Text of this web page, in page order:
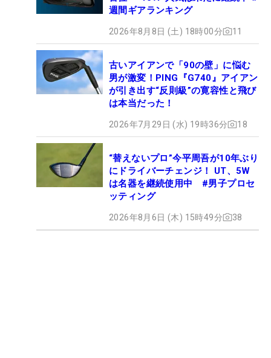
週間ギアランキング
2026年8月8日 (土) 18時00分 11
古いアイアンで「90の壁」に悩む
男が激変！PING『G740』アイアン
が引き出す“反則級”の寛容性と飛び
は本当だった！
2026年7月29日 (水) 19時36分 18
“替えないプロ”今平周吾が10年ぶり
にドライバーチェンジ！ UT、5W
は名器を継続使用中 #男子プロセ
ッティング
2026年8月6日 (木) 15時49分 38